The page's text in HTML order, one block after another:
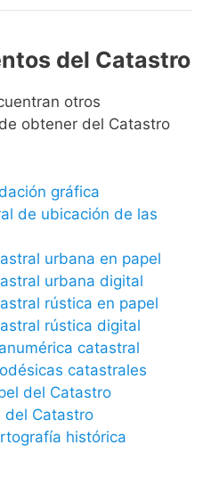
del Catastro
otros
obtener del Catastro
gráfica
de ubicación de las
urbana en papel
urbana digital
rústica en papel
rústica digital
catastral
catastrales
del Catastro
Catastro
histórica